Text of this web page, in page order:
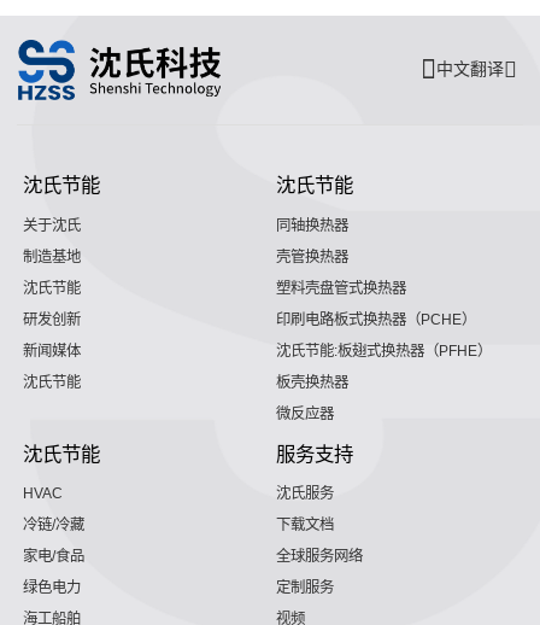
中文翻译
沈氏节能
关于沈氏
制造基地
沈氏节能
研发创新
新闻媒体
沈氏节能
沈氏节能
同轴换热器
壳管换热器
塑料壳盘管式换热器
印刷电路板式换热器（PCHE）
沈氏节能:板翅式换热器（PFHE）
板壳换热器
微反应器
沈氏节能
HVAC
冷链/冷藏
家电/食品
绿色电力
海工船舶
服务支持
沈氏服务
下载文档
全球服务网络
定制服务
视频